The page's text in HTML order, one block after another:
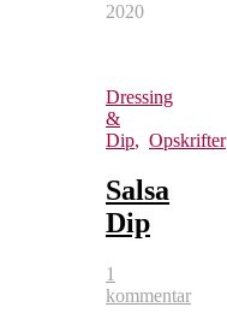
2020
Dressing
&
Dip, Opskrifter
Salsa
Dip
1
kommentar